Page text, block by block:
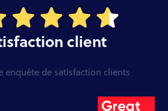
client
enquête de satisfaction clients